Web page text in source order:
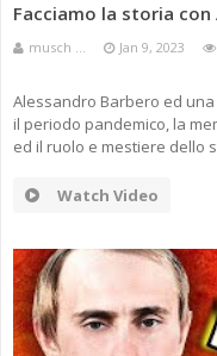
Facciamo la storia con
musch ... Jan 9, 2023
Alessandro Barbero ed
il periodo pandemico, la
ed il ruolo e mestiere
Watch Video